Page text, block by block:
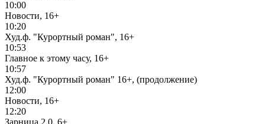
10:00
Новости, 16+
10:20
Худ.ф. "Курортный роман", 16+
10:53
Главное к этому часу, 16+
10:57
Худ.ф. "Курортный роман" 16+, (продолжение)
12:00
Новости, 16+
12:20
Зарница 2.0, 6+